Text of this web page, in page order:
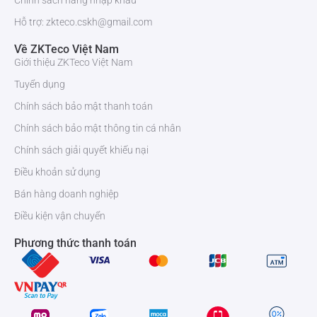
Hỗ trợ: zkteco.cskh@gmail.com
Về ZKTeco Việt Nam
Giới thiệu ZKTeco Việt Nam
Tuyển dụng
Chính sách bảo mật thanh toán
Chính sách bảo mật thông tin cá nhân
Chính sách giải quyết khiếu nại
Điều khoản sử dụng
Bán hàng doanh nghiệp
Điều kiện vận chuyển
Phương thức thanh toán